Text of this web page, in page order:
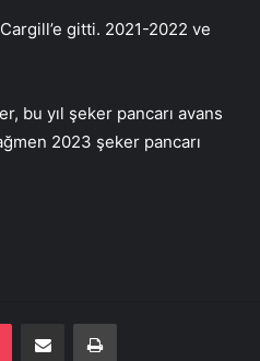
gitti. 2021-2022 ve
bu yıl şeker pancarı avans
2023 şeker pancarı
Pocket E-Posta ile paylaş Yazdır